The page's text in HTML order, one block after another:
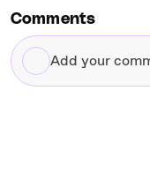
Comments
Add
your